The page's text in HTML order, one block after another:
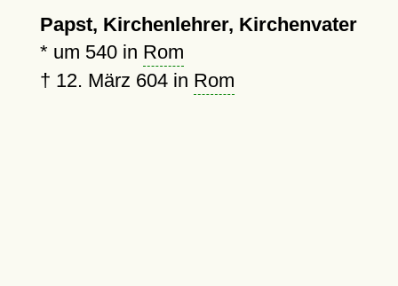
Papst, Kirchenlehrer, Kirchenvater
* um 540in Rom
† 12. März 604in Rom